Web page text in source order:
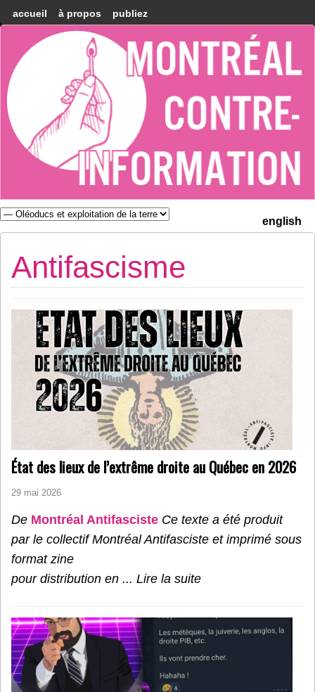
accueil à propos publiez
Montréal
Counter-
information
english
Antifascisme
État des lieux de l’extrême droite au Québec en 2026
29 mai 2026
De Montréal Antifasciste Ce texte a été produit
par le collectif Montréal Antifasciste et imprimé sous
format zine
pour distribution en ... Lire la suite